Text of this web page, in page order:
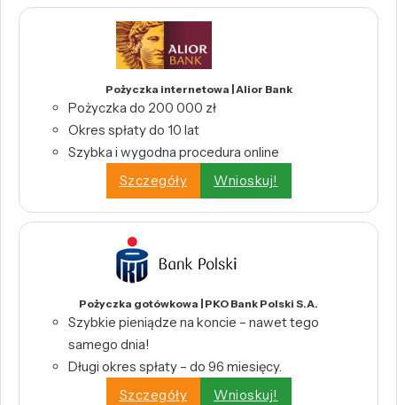
Pożyczka internetowa | Alior Bank
Pożyczka do 200 000 zł
Okres spłaty do 10 lat
Szybka i wygodna procedura online
Szczegóły
Wnioskuj!
Pożyczka gotówkowa | PKO Bank Polski S.A.
Szybkie pieniądze na koncie – nawet tego
samego dnia!
Długi okres spłaty – do 96 miesięcy.
Szczegóły
Wnioskuj!